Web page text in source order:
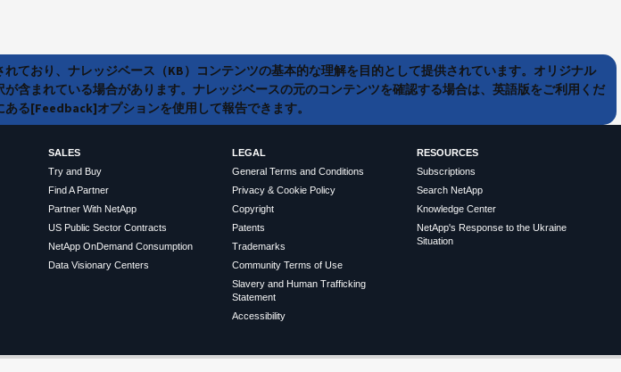
ており、ナレッジベース（KB）コンテンツの基本的な理解を目的として提供されています。オリジナル
含まれている場合があります。ナレッジベースの元のコンテンツを確認する場合は、英語版をご利用くだ
る[Feedback]オプションを使用して報告できます。
SALES
Try and Buy
Find A Partner
Partner With NetApp
US Public Sector Contracts
NetApp OnDemand Consumption
Data Visionary Centers
LEGAL
General Terms and Conditions
Privacy & Cookie Policy
Copyright
Patents
Trademarks
Community Terms of Use
Slavery and Human Trafficking
Statement
Accessibility
RESOURCES
Subscriptions
Search NetApp
Knowledge Center
NetApp's Response to the Ukraine
Situation